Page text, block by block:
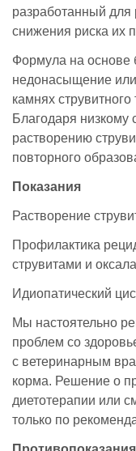
разработанный для
снижения риска их
Формула на основе
недонасыщение
камнях
Благодаря низкому
растворению
повторного
Показания
Растворение
Профилактика
струвитами и
Идиопатический
Мы настоятельно
проблем со
с ветеринарным
корма. Решение о
диетотерапии или
только по